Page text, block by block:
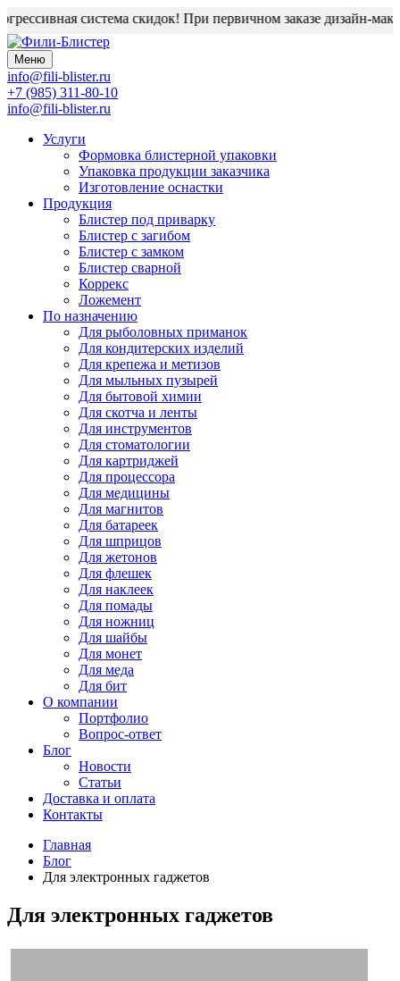
система скидок! При первичном заказе дизайн-макет
Меню
info@fili-blister.ru
+7 (985) 311-80-10
info@fili-blister.ru
Услуги
Формовка блистерной упаковки
Упаковка продукции заказчика
Изготовление оснастки
Продукция
Блистер под приварку
Блистер с загибом
Блистер с замком
Блистер сварной
Коррекс
Ложемент
По назначению
Для рыболовных приманок
Для кондитерских изделий
Для крепежа и метизов
Для мыльных пузырей
Для бытовой химии
Для скотча и ленты
Для инструментов
Для стоматологии
Для картриджей
Для процессора
Для медицины
Для магнитов
Для батареек
Для шприцов
Для жетонов
Для флешек
Для наклеек
Для помады
Для ножниц
Для шайбы
Для монет
Для меда
Для бит
О компании
Портфолио
Вопрос-ответ
Блог
Новости
Статьи
Доставка и оплата
Контакты
Главная
Блог
Для электронных гаджетов
Для электронных гаджетов